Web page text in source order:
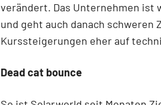
verändert. Das Unternehmen
und geht auch danach
Kurssteigerungen eher auf
Dead cat bounce